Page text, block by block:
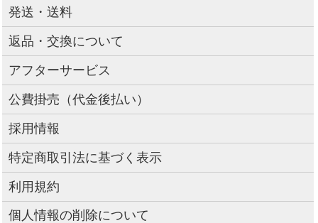
発送・送料
返品・交換について
アフターサービス
公費掛売（代金後払い）
採用情報
特定商取引法に基づく表示
利用規約
個人情報の削除について